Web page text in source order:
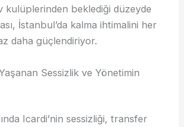
kulüplerinden beklediği düzeyde
İstanbul’da kalma ihtimalini her
daha güçlendiriyor.
Sessizlik ve Yönetimin
Icardi’nin sessizliği, transfer